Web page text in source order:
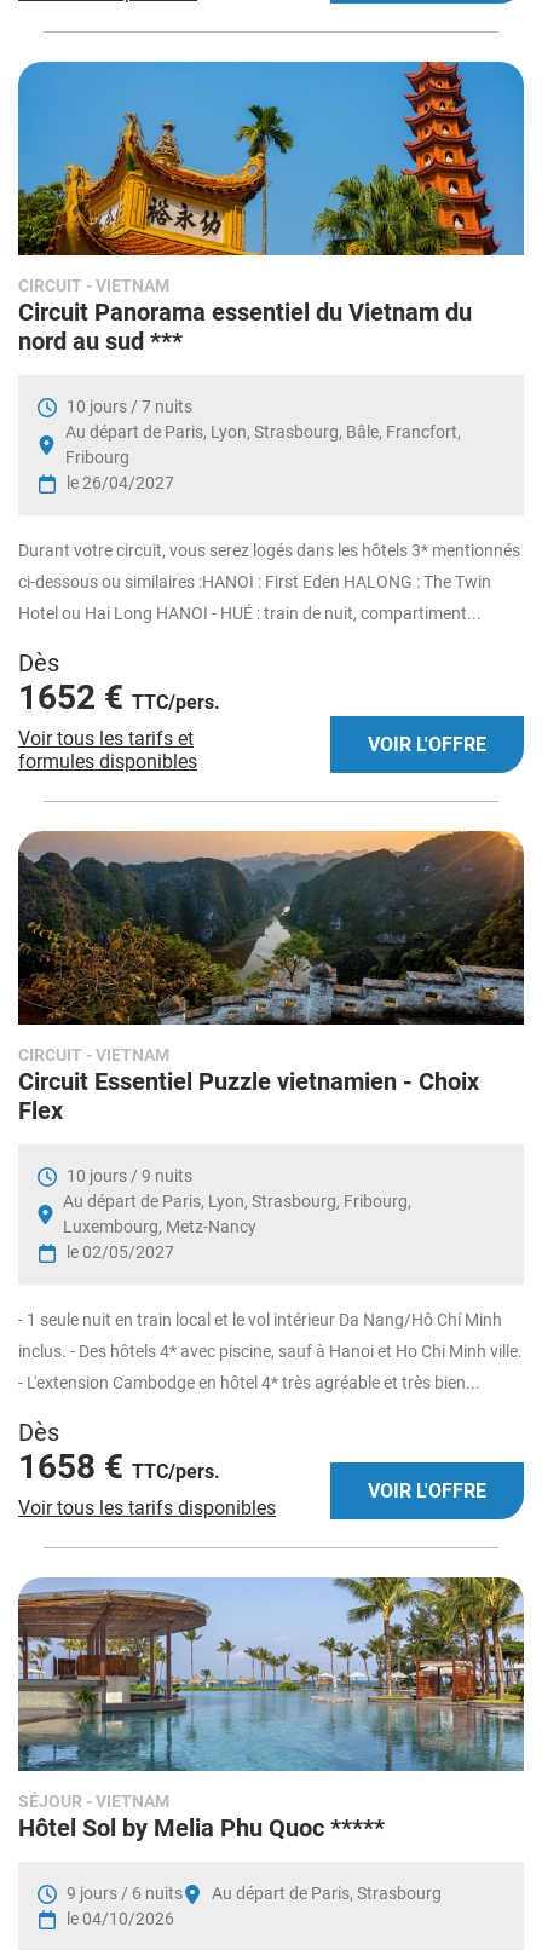
CIRCUIT - VIETNAM
Circuit Panorama essentiel du Vietnam du
nord au sud ***
10 jours / 7 nuits
Au départ de Paris, Lyon, Strasbourg, Bâle, Francfort,
Fribourg
le 26/04/2027
Durant votre circuit, vous serez logés dans les hôtels 3* mentionnés
ci-dessous ou similaires :HANOI : First Eden HALONG : The Twin
Hotel ou Hai Long HANOI - HUÉ : train de nuit, compartiment...
Dès
1652 € TTC/pers.
Voir tous les tarifs et
formules disponibles
VOIR L'OFFRE
CIRCUIT - VIETNAM
Circuit Essentiel Puzzle vietnamien - Choix
Flex
10 jours / 9 nuits
Au départ de Paris, Lyon, Strasbourg, Fribourg,
Luxembourg, Metz-Nancy
le 02/05/2027
- 1 seule nuit en train local et le vol intérieur Da Nang/Hô Chí Minh
inclus. - Des hôtels 4* avec piscine, sauf à Hanoi et Ho Chi Minh ville.
- L'extension Cambodge en hôtel 4* très agréable et très bien...
Dès
1658 € TTC/pers.
Voir tous les tarifs disponibles
VOIR L'OFFRE
SÉJOUR - VIETNAM
Hôtel Sol by Melia Phu Quoc *****
9 jours / 6 nuits
Au départ de Paris, Strasbourg
le 04/10/2026